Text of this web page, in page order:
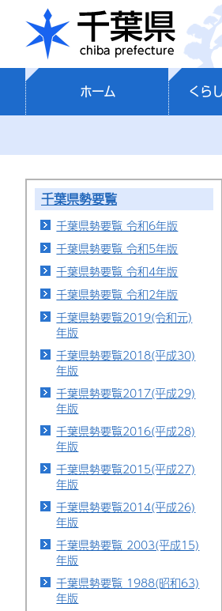
千葉県
ホーム くら
千葉県勢要覧
千葉県勢要覧 令和6年版
千葉県勢要覧 令和5年版
千葉県勢要覧 令和4年版
千葉県勢要覧 令和2年版
千葉県勢要覧2019(令和元)
年版
千葉県勢要覧2018(平成30)
年版
千葉県勢要覧2017(平成29)
年版
千葉県勢要覧2016(平成28)
年版
千葉県勢要覧2015(平成27)
年版
千葉県勢要覧2014(平成26)
年版
千葉県勢要覧 2003(平成15)
年版
千葉県勢要覧 1988(昭和63)
年版